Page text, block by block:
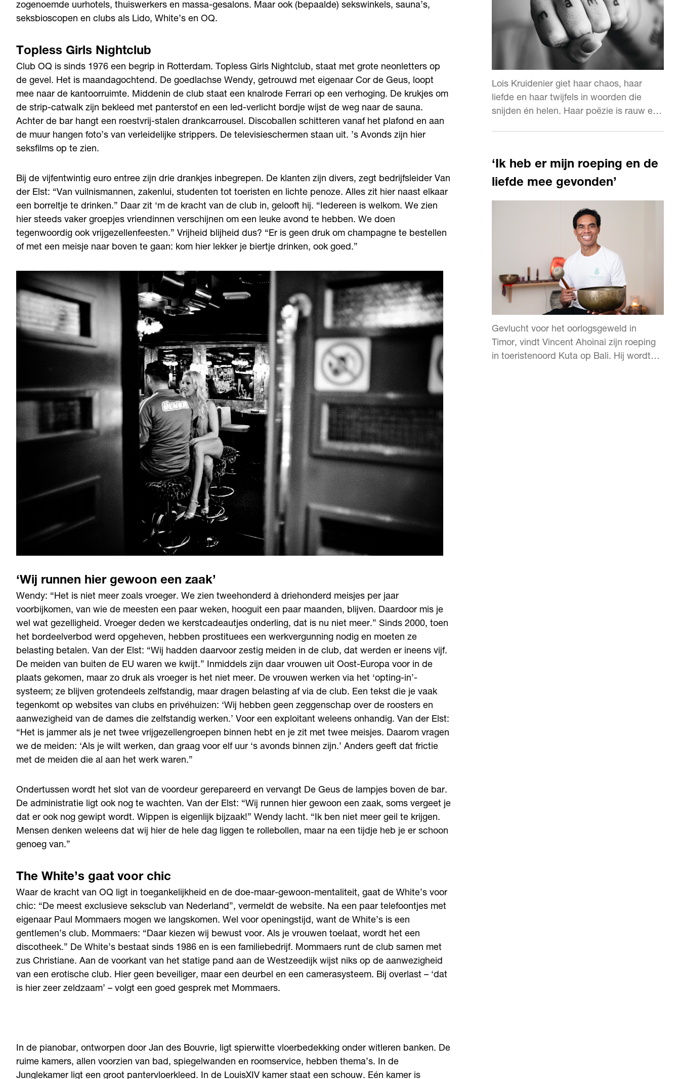
zogenoemde uurhotels, thuiswerkers en massa-gesalons. Maar ook (bepaalde) sekswinkels, sauna’s,
seksbioscopen en clubs als Lido, White’s en OQ.
Topless Girls Nightclub
Club OQ is sinds 1976 een begrip in Rotterdam. Topless Girls Nightclub, staat met grote neonletters op
de gevel. Het is maandagochtend. De goedlachse Wendy, getrouwd met eigenaar Cor de Geus, loopt
mee naar de kantoorruimte. Middenin de club staat een knalrode Ferrari op een verhoging. De krukjes om
de strip-catwalk zijn bekleed met panterstof en een led-verlicht bordje wijst de weg naar de sauna.
Achter de bar hangt een roestvrij-stalen drankcarrousel. Discoballen schitteren vanaf het plafond en aan
de muur hangen foto’s van verleidelijke strippers. De televisieschermen staan uit. ’s Avonds zijn hier
seksfilms op te zien.
Bij de vijfentwintig euro entree zijn drie drankjes inbegrepen. De klanten zijn divers, zegt bedrijfsleider Van
der Elst: “Van vuilnismannen, zakenlui, studenten tot toeristen en lichte penoze. Alles zit hier naast elkaar
een borreltje te drinken.” Daar zit ‘m de kracht van de club in, gelooft hij. “Iedereen is welkom. We zien
hier steeds vaker groepjes vriendinnen verschijnen om een leuke avond te hebben. We doen
tegenwoordig ook vrijgezellenfeesten.” Vrijheid blijheid dus? “Er is geen druk om champagne te bestellen
of met een meisje naar boven te gaan: kom hier lekker je biertje drinken, ook goed.”
‘Wij runnen hier gewoon een zaak’
Wendy: “Het is niet meer zoals vroeger. We zien tweehonderd à driehonderd meisjes per jaar
voorbijkomen, van wie de meesten een paar weken, hooguit een paar maanden, blijven. Daardoor mis je
wel wat gezelligheid. Vroeger deden we kerstcadeautjes onderling, dat is nu niet meer.” Sinds 2000, toen
het bordeelverbod werd opgeheven, hebben prostituees een werkvergunning nodig en moeten ze
belasting betalen. Van der Elst: “Wij hadden daarvoor zestig meiden in de club, dat werden er ineens vijf.
De meiden van buiten de EU waren we kwijt.” Inmiddels zijn daar vrouwen uit Oost-Europa voor in de
plaats gekomen, maar zo druk als vroeger is het niet meer. De vrouwen werken via het ‘opting-in’-
systeem; ze blijven grotendeels zelfstandig, maar dragen belasting af via de club. Een tekst die je vaak
tegenkomt op websites van clubs en privéhuizen: ‘Wij hebben geen zeggenschap over de roosters en
aanwezigheid van de dames die zelfstandig werken.’ Voor een exploitant weleens onhandig. Van der Elst:
“Het is jammer als je net twee vrijgezellengroepen binnen hebt en je zit met twee meisjes. Daarom vragen
we de meiden: ‘Als je wilt werken, dan graag voor elf uur ‘s avonds binnen zijn.’ Anders geeft dat frictie
met de meiden die al aan het werk waren.”
Ondertussen wordt het slot van de voordeur gerepareerd en vervangt De Geus de lampjes boven de bar.
De administratie ligt ook nog te wachten. Van der Elst: “Wij runnen hier gewoon een zaak, soms vergeet je
dat er ook nog gewipt wordt. Wippen is eigenlijk bijzaak!” Wendy lacht. “Ik ben niet meer geil te krijgen.
Mensen denken weleens dat wij hier de hele dag liggen te rollebollen, maar na een tijdje heb je er schoon
genoeg van.”
The White’s gaat voor chic
Waar de kracht van OQ ligt in toegankelijkheid en de doe-maar-gewoon-mentaliteit, gaat de White’s voor
chic: “De meest exclusieve seksclub van Nederland”, vermeldt de website. Na een paar telefoontjes met
eigenaar Paul Mommaers mogen we langskomen. Wel voor openingstijd, want de White’s is een
gentlemen’s club. Mommaers: “Daar kiezen wij bewust voor. Als je vrouwen toelaat, wordt het een
discotheek.” De White’s bestaat sinds 1986 en is een familiebedrijf. Mommaers runt de club samen met
zus Christiane. Aan de voorkant van het statige pand aan de Westzeedijk wijst niks op de aanwezigheid
van een erotische club. Hier geen beveiliger, maar een deurbel en een camerasysteem. Bij overlast – ‘dat
is hier zeer zeldzaam’ – volgt een goed gesprek met Mommaers.
In de pianobar, ontworpen door Jan des Bouvrie, ligt spierwitte vloerbedekking onder witleren banken. De
ruime kamers, allen voorzien van bad, spiegelwanden en roomservice, hebben thema’s. In de
Junglekamer ligt een groot pantervloerkleed. In de LouisXIV kamer staat een schouw. Eén kamer is
Lois Kruidenier giet haar chaos, haar
liefde en haar twijfels in woorden die
snijden én helen. Haar poëzie is rauw en
‘Ik heb er mijn roeping en de
liefde mee gevonden’
Gevlucht voor het oorlogsgeweld in
Timor, vindt Vincent Ahoinai zijn roeping
in toeristenoord Kuta op Bali. Hij wordt